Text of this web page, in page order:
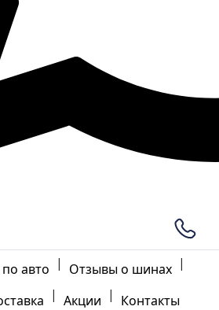
авто | Отзывы о шинах |
| Акции | Контакты